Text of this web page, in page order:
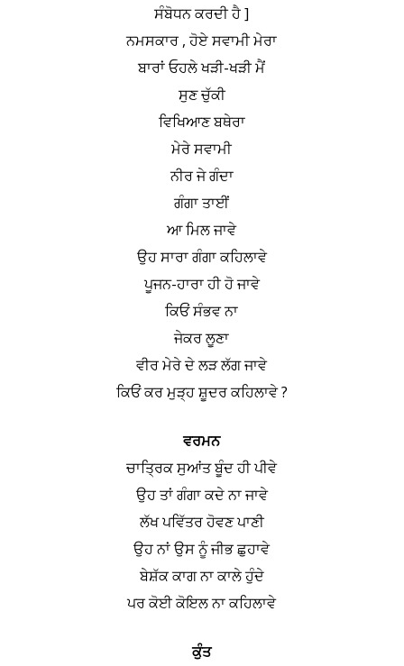
ਸੰਬੋਧਨ ਕਰਦੀ ਹੈ ]
ਨਮਸਕਾਰ , ਹੋਏ ਸਵਾਮੀ ਮੇਰਾ
ਬਾਰਾਂ ਓਹਲੇ ਖੜੀ-ਖੜੀ ਮੈਂ
ਸੁਣ ਚੁੱਕੀ
ਵਿਖਿਆਣ ਬਥੇਰਾ
ਮੇਰੇ ਸਵਾਮੀ
ਨੀਰ ਜੇ ਗੰਦਾ
ਗੰਗਾ ਤਾਈਂ
ਆ ਮਿਲ ਜਾਵੇ
ਉਹ ਸਾਰਾ ਗੰਗਾ ਕਹਿਲਾਵੇ
ਪੂਜਨ-ਹਾਰਾ ਹੀ ਹੋ ਜਾਵੇ
ਕਿਓਂ ਸੰਭਵ ਨਾ
ਜੇਕਰ ਲੂਣਾ
ਵੀਰ ਮੇਰੇ ਦੇ ਲੜ ਲੱਗ ਜਾਵੇ
ਕਿਓਂ ਕਰ ਮੁੜ੍ਹ ਸ਼ੂਦਰ ਕਹਿਲਾਵੇ ?
ਵਰਮਨ
ਚਾਤ੍ਰਿਕ ਸੁਆਂਤ ਬੂੰਦ ਹੀ ਪੀਵੇ
ਉਹ ਤਾਂ ਗੰਗਾ ਕਦੇ ਨਾ ਜਾਵੇ
ਲੱਖ ਪਵਿੱਤਰ ਹੋਵਣ ਪਾਣੀ
ਉਹ ਨਾਂ ਉਸ ਨੂੰ ਜੀਭ ਛੁਹਾਵੇ
ਬੇਸ਼ੱਕ ਕਾਗ ਨਾ ਕਾਲੇ ਹੁੰਦੇ
ਪਰ ਕੋਈ ਕੋਇਲ ਨਾ ਕਹਿਲਾਵੇ
ਕੁੰਤ